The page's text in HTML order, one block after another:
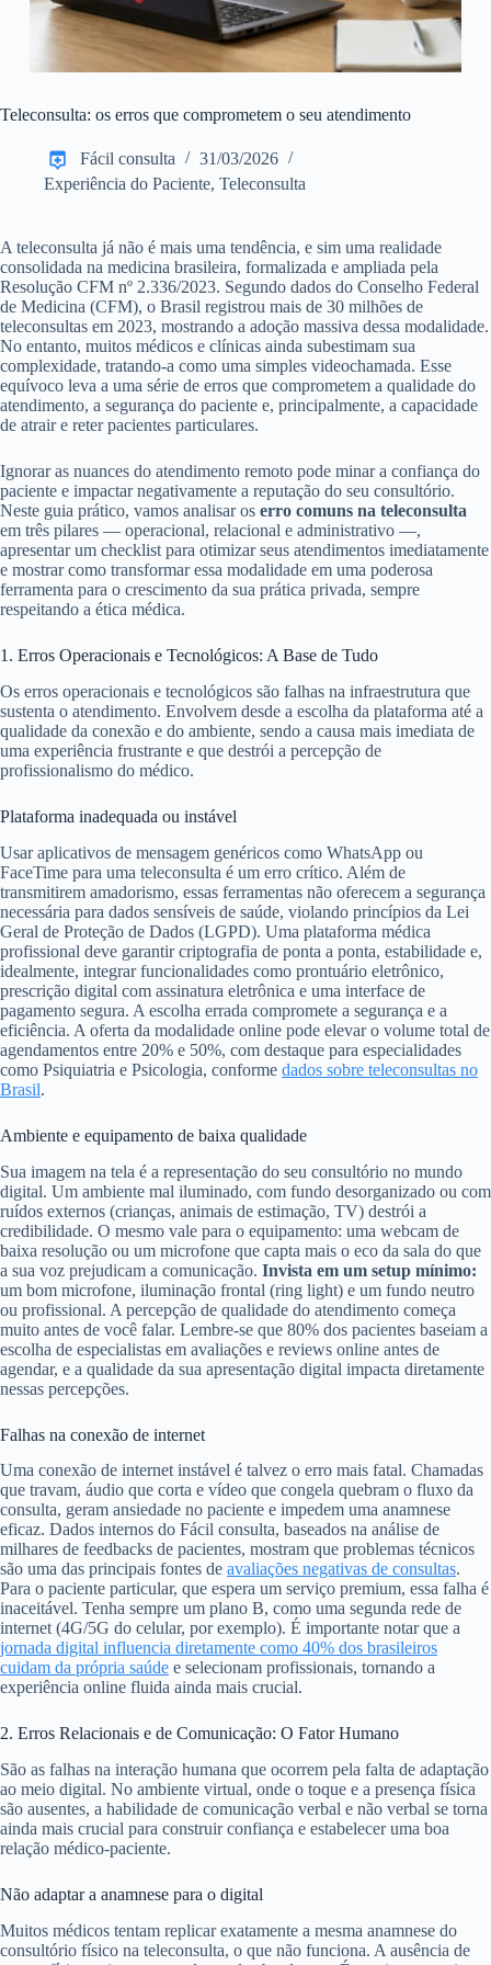
Teleconsulta: os erros que comprometem o seu atendimento
Fácil consulta
31/03/2026
Experiência do Paciente, Teleconsulta
A teleconsulta já não é mais uma tendência, e sim uma realidade
consolidada na medicina brasileira, formalizada e ampliada pela
Resolução CFM nº 2.336/2023. Segundo dados do Conselho Federal
de Medicina (CFM), o Brasil registrou mais de 30 milhões de
teleconsultas em 2023, mostrando a adoção massiva dessa modalidade.
No entanto, muitos médicos e clínicas ainda subestimam sua
complexidade, tratando-a como uma simples videochamada. Esse
equívoco leva a uma série de erros que comprometem a qualidade do
atendimento, a segurança do paciente e, principalmente, a capacidade
de atrair e reter pacientes particulares.
Ignorar as nuances do atendimento remoto pode minar a confiança do
paciente e impactar negativamente a reputação do seu consultório.
Neste guia prático, vamos analisar os erro comuns na teleconsulta
em três pilares — operacional, relacional e administrativo —,
apresentar um checklist para otimizar seus atendimentos imediatamente
e mostrar como transformar essa modalidade em uma poderosa
ferramenta para o crescimento da sua prática privada, sempre
respeitando a ética médica.
1. Erros Operacionais e Tecnológicos: A Base de Tudo
Os erros operacionais e tecnológicos são falhas na infraestrutura que
sustenta o atendimento. Envolvem desde a escolha da plataforma até a
qualidade da conexão e do ambiente, sendo a causa mais imediata de
uma experiência frustrante e que destrói a percepção de
profissionalismo do médico.
Plataforma inadequada ou instável
Usar aplicativos de mensagem genéricos como WhatsApp ou
FaceTime para uma teleconsulta é um erro crítico. Além de
transmitirem amadorismo, essas ferramentas não oferecem a segurança
necessária para dados sensíveis de saúde, violando princípios da Lei
Geral de Proteção de Dados (LGPD). Uma plataforma médica
profissional deve garantir criptografia de ponta a ponta, estabilidade e,
idealmente, integrar funcionalidades como prontuário eletrônico,
prescrição digital com assinatura eletrônica e uma interface de
pagamento segura. A escolha errada compromete a segurança e a
eficiência. A oferta da modalidade online pode elevar o volume total de
agendamentos entre 20% e 50%, com destaque para especialidades
como Psiquiatria e Psicologia, conforme dados sobre teleconsultas no
Brasil.
Ambiente e equipamento de baixa qualidade
Sua imagem na tela é a representação do seu consultório no mundo
digital. Um ambiente mal iluminado, com fundo desorganizado ou com
ruídos externos (crianças, animais de estimação, TV) destrói a
credibilidade. O mesmo vale para o equipamento: uma webcam de
baixa resolução ou um microfone que capta mais o eco da sala do que
a sua voz prejudicam a comunicação. Invista em um setup mínimo:
um bom microfone, iluminação frontal (ring light) e um fundo neutro
ou profissional. A percepção de qualidade do atendimento começa
muito antes de você falar. Lembre-se que 80% dos pacientes baseiam a
escolha de especialistas em avaliações e reviews online antes de
agendar, e a qualidade da sua apresentação digital impacta diretamente
nessas percepções.
Falhas na conexão de internet
Uma conexão de internet instável é talvez o erro mais fatal. Chamadas
que travam, áudio que corta e vídeo que congela quebram o fluxo da
consulta, geram ansiedade no paciente e impedem uma anamnese
eficaz. Dados internos do Fácil consulta, baseados na análise de
milhares de feedbacks de pacientes, mostram que problemas técnicos
são uma das principais fontes de avaliações negativas de consultas.
Para o paciente particular, que espera um serviço premium, essa falha é
inaceitável. Tenha sempre um plano B, como uma segunda rede de
internet (4G/5G do celular, por exemplo). É importante notar que a
jornada digital influencia diretamente como 40% dos brasileiros
cuidam da própria saúde e selecionam profissionais, tornando a
experiência online fluida ainda mais crucial.
2. Erros Relacionais e de Comunicação: O Fator Humano
São as falhas na interação humana que ocorrem pela falta de adaptação
ao meio digital. No ambiente virtual, onde o toque e a presença física
são ausentes, a habilidade de comunicação verbal e não verbal se torna
ainda mais crucial para construir confiança e estabelecer uma boa
relação médico-paciente.
Não adaptar a anamnese para o digital
Muitos médicos tentam replicar exatamente a mesma anamnese do
consultório físico na teleconsulta, o que não funciona. A ausência de